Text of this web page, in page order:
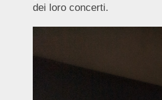
dei loro concerti.